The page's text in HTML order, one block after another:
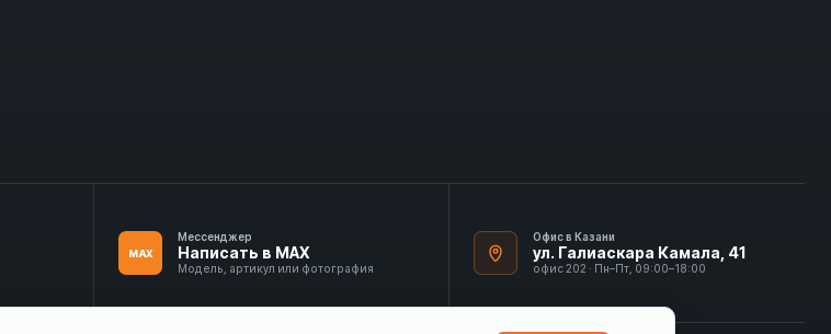
MAX
Мессенджер
Написать в MAX
Модель, артикул или фотография
Офис в Казани
ул. Галиаскара Камала, 41
офис 202 · Пн–Пт, 09:00–18:00